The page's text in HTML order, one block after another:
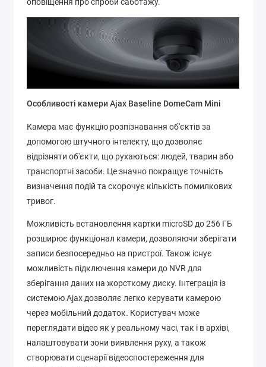
Особливості камери Ajax Baseline DomeCam Mini
Камера має функцію розпізнавання об'єктів за
допомогою штучного інтелекту, що дозволяє
відрізняти об'єкти, що рухаються: людей, тварин або
транспортні засоби. Це значно покращує точність
визначення подій та скорочує кількість помилкових
тривог.
Можливість встановлення картки microSD до 256 ГБ
розширює функціонал камери, дозволяючи зберігати
записи безпосередньо на пристрої. Також існує
можливість підключення камери до NVR для
зберігання даних на жорсткому диску. Інтеграція із
системою Ajax дозволяє легко керувати камерою
через мобільний додаток. Користувач може
переглядати відео як у реальному часі, так і в архіві,
налаштовувати зони виявлення руху, а також
створювати сценарії відеоспостереження для